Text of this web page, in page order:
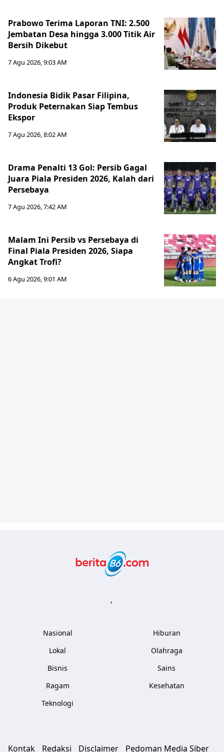
Prabowo Terima Laporan TNI: 2.500
Jembatan Desa hingga 3.000 Titik Air
Bersih Dikebut
7 Agu 2026, 9:03 AM
Indonesia Bidik Pasar Filipina,
Produk Peternakan Siap Tembus
Ekspor
7 Agu 2026, 8:02 AM
Drama Penalti 13 Gol: Persib Gagal
Juara Piala Presiden 2026, Kalah dari
Persebaya
7 Agu 2026, 7:42 AM
Malam Ini Persib vs Persebaya di
Final Piala Presiden 2026, Siapa
Angkat Trofi?
6 Agu 2026, 9:01 AM
,
Nasional
Lokal
Bisnis
Ragam
Teknologi
Hiburan
Olahraga
Sains
Kesehatan
Kontak Redaksi Disclaimer Pedoman Media Siber